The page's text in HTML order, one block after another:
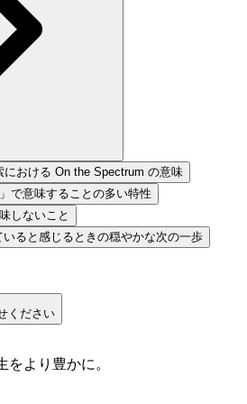
における On the Spectrum の意味
で意味することの多い特性
しないこと
ると感じるときの穏やかな次の一歩
ください
より豊かに。